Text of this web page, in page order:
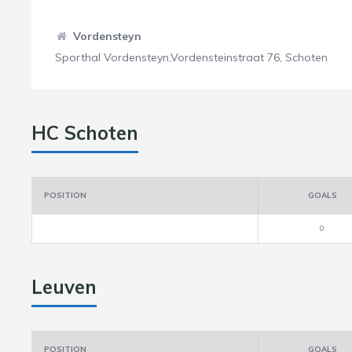
Vordensteyn
Sporthal Vordensteyn,Vordensteinstraat 76, Schoten
HC Schoten
POSITION GOALS
0
Leuven
POSITION GOALS